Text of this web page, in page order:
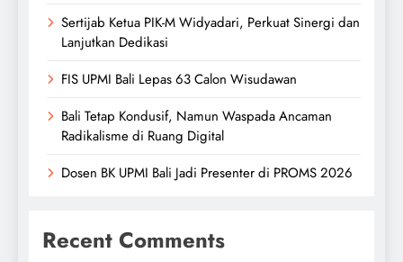
Sertijab Ketua PIK-M Widyadari, Perkuat Sinergi dan
Lanjutkan Dedikasi
FIS UPMI Bali Lepas 63 Calon Wisudawan
Bali Tetap Kondusif, Namun Waspada Ancaman
Radikalisme di Ruang Digital
Dosen BK UPMI Bali Jadi Presenter di PROMS 2026
Recent Comments